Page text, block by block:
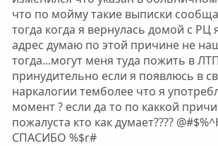
что по мойму такие выписки
тогда когда я вернулась домой с РЦ
адрес думаю по этой причине не
тогда...могут меня туда пожить в ЛТП
принудительно если я появлюсь в
наркалогии темболее что я
момент ? если да то по каккой
пожалуста кто как думает????
СПАСИБО %$r#